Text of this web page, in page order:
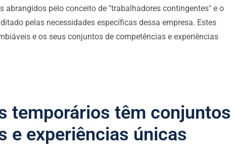
pelo conceito de "trabalhadores contingentes" e o
pelas necessidades específicas dessa empresa. Estes
e os seus conjuntos de competências e experiências
temporários têm conjuntos
e experiências únicas